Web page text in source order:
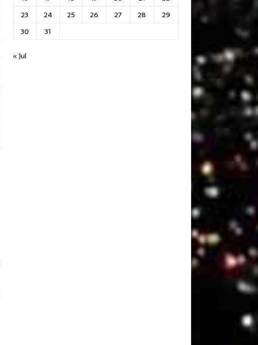
23
24 25 26 27 28
29
30
31
« Jul